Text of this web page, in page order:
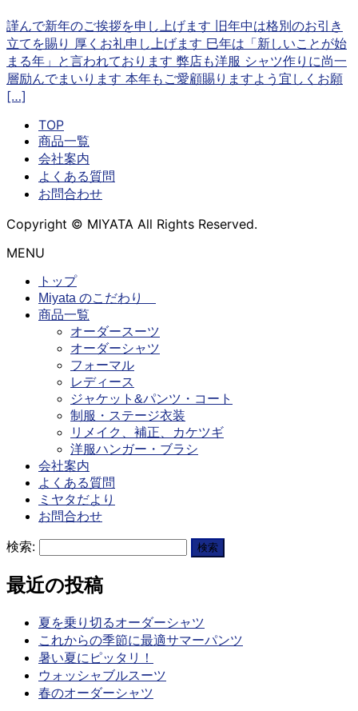
謹んで新年のご挨拶を申し上げます 旧年中は格別のお引き
立てを賜り 厚くお礼申し上げます 巳年は「新しいことが始
まる年」と言われております 弊店も洋服 シャツ作りに尚一
層励んでまいります 本年もご愛顧賜りますよう宜しくお願
[…]
TOP
商品一覧
会社案内
よくある質問
お問合わせ
Copyright © MIYATA All Rights Reserved.
MENU
トップ
Miyata のこだわり
商品一覧
オーダースーツ
オーダーシャツ
フォーマル
レディース
ジャケット&パンツ・コート
制服・ステージ衣装
リメイク、補正、カケツギ
洋服ハンガー・ブラシ
会社案内
よくある質問
ミヤタだより
お問合わせ
検索:
最近の投稿
夏を乗り切るオーダーシャツ
これからの季節に最適サマーパンツ
暑い夏にピッタリ！
ウォッシャブルスーツ
春のオーダーシャツ